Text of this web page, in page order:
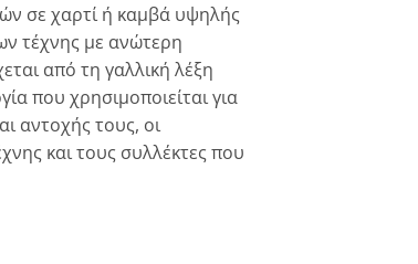
σε χαρτί ή καμβά υψηλής
τέχνης με ανώτερη
από τη γαλλική λέξη
που χρησιμοποιείται για
αντοχής τους, οι
και τους συλλέκτες που